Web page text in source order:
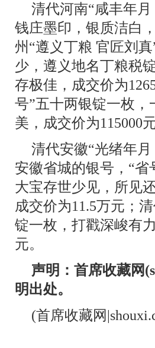
清代河南“咸丰年
钱庄墨印，银质洁白
州“遵义丁粮 官匠刘
少，遵义地名丁粮税
存极佳，成交价为
号”五十两银锭一枚，
美，成交价为115000元
清代安徽“光绪年
安徽省城的银号，“
大宝存世少见，所见
成交价为11.5万元；
锭一枚，打戳深峻有
元。
声明：首席收藏网
明出处。
(首席收藏网